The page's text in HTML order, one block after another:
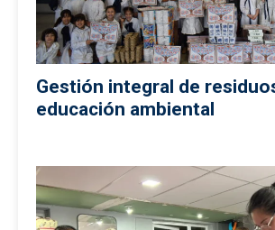
Gestión integral de
educación ambiental